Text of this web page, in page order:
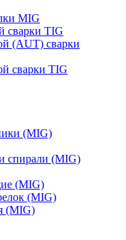
MIG
сварки TIG
(AUT) сварки
сварки TIG
(MIG)
спирали (MIG)
(MIG)
(MIG)
(MIG)